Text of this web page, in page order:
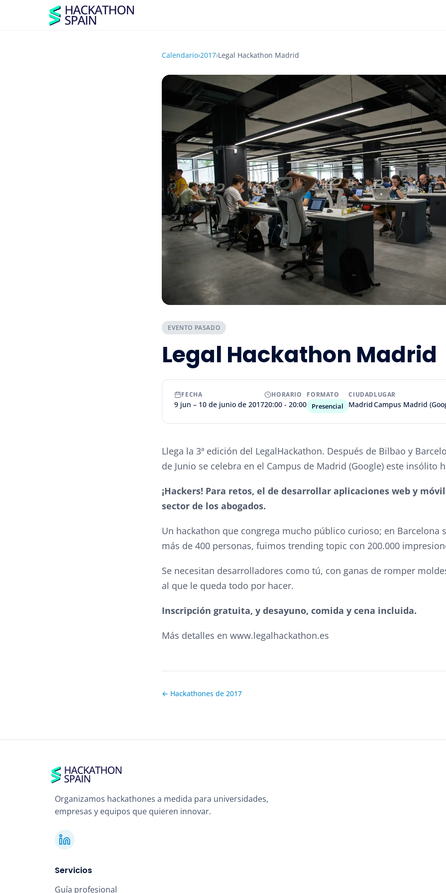
Calendario›2017›Legal Hackathon Madrid
EVENTO PASADO
Legal Hackathon Madrid
FECHA
9 jun – 10 de junio de 2017
HORARIO
20:00 - 20:00
FORMATO
Presencial
CIUDAD
Madrid
LUGAR
Campus Madrid
Llega la 3ª edición del LegalHackathon. Después de Bilbao y
de Junio se celebra en el Campus de Madrid (Google) este insólito
¡Hackers! Para retos, el de desarrollar aplicaciones web y
sector de los abogados.
Un hackathon que congrega mucho público curioso; en Barcelona
más de 400 personas, fuimos trending topic con 200.000
Se necesitan desarrolladores como tú, con ganas de romper
al que le queda todo por hacer.
Inscripción gratuita, y desayuno, comida y cena incluida.
Más detalles en www.legalhackathon.es
← Hackathones de 2017
Organizamos hackathones a medida para universidades,
empresas y equipos que quieren innovar.
Servicios
Guía profesional